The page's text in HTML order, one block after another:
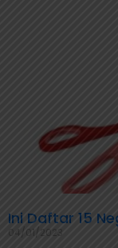
Ini Daftar 15
04/01/2023